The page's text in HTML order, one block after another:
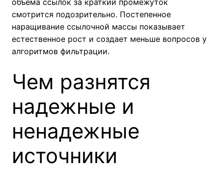
объема ссылок за краткий промежуток
смотрится подозрительно. Постепенное
наращивание ссылочной массы показывает
естественное рост и создает меньше вопросов у
алгоритмов фильтрации.
Чем разнятся
надежные и
ненадежные
источники